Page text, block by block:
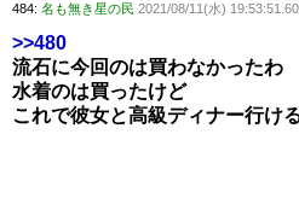
484: 名も無き星の民 2021/08/11(水)
>>480
流石に今回のは買わなかったわ
水着のは買ったけど
これで彼女と高級ディナー行け